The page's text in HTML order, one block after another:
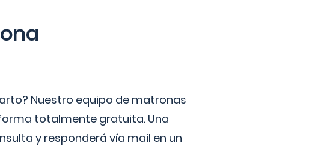
Nuestro equipo de matronas
totalmente gratuita. Una
y responderá vía mail en un